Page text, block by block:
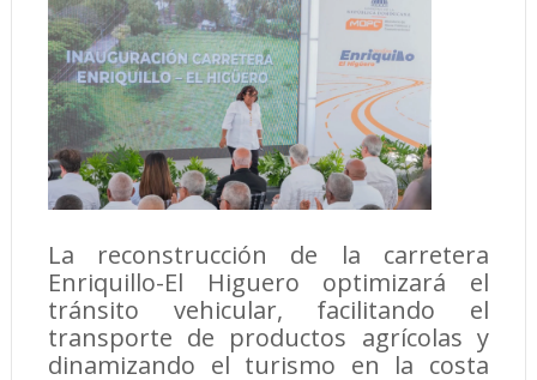
La reconstrucción de la carretera
Enriquillo-El Higuero optimizará el
tránsito vehicular, facilitando el
transporte de productos agrícolas y
dinamizando el turismo en la costa